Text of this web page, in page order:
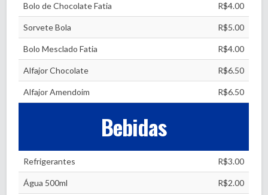
Bolo de Chocolate Fatia R$4.00
Sorvete Bola R$5.00
Bolo Mesclado Fatia R$4.00
Alfajor Chocolate R$6.50
Alfajor Amendoim R$6.50
Bebidas
Refrigerantes R$3.00
Água 500ml R$2.00